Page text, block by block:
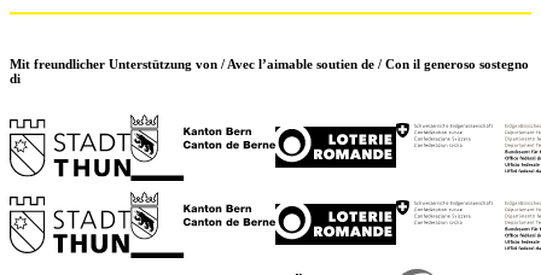
Mit freundlicher Unterstützung von / Avec l’aimable soutien de / Con il generoso sostegno
di